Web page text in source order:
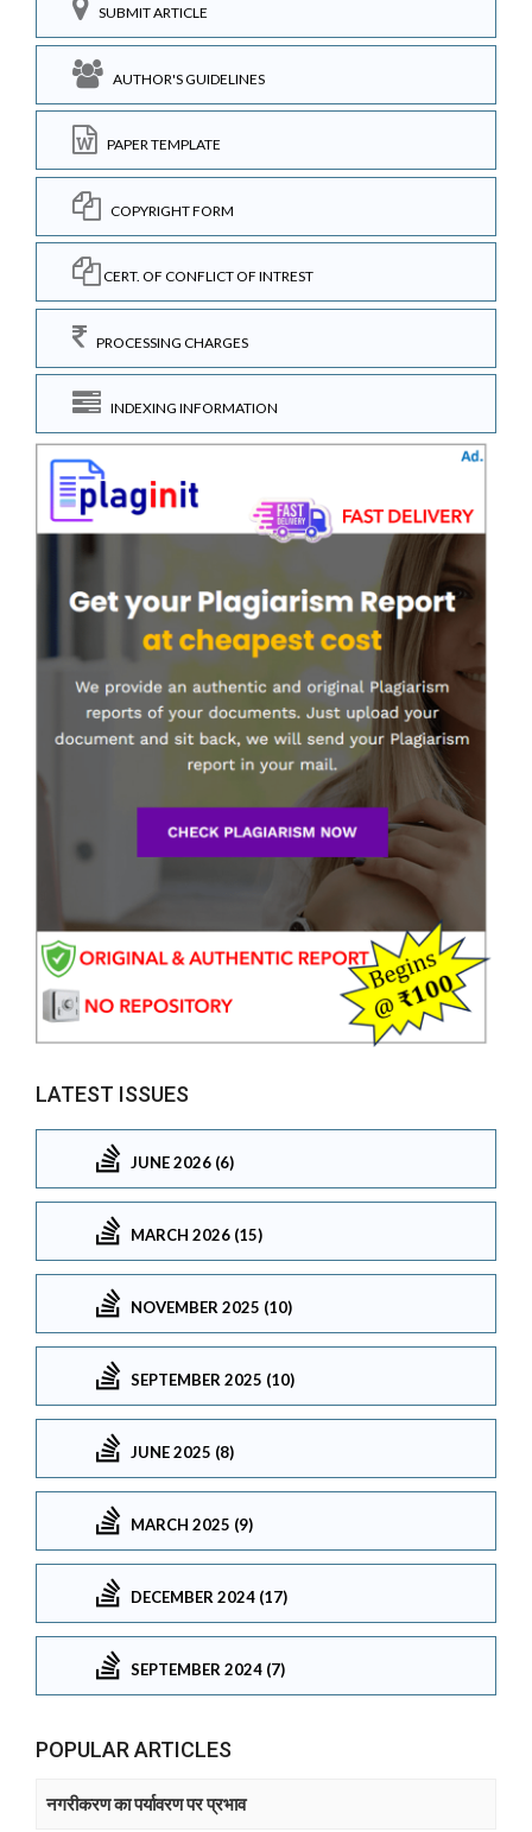
SUBMIT ARTICLE
AUTHOR'S GUIDELINES
PAPER TEMPLATE
COPYRIGHT FORM
CERT. OF CONFLICT OF INTREST
PROCESSING CHARGES
INDEXING INFORMATION
LATEST ISSUES
JUNE 2026 (6)
MARCH 2026 (15)
NOVEMBER 2025 (10)
SEPTEMBER 2025 (10)
JUNE 2025 (8)
MARCH 2025 (9)
DECEMBER 2024 (17)
SEPTEMBER 2024 (7)
POPULAR ARTICLES
नगरीकरण का पर्यावरण पर प्रभाव